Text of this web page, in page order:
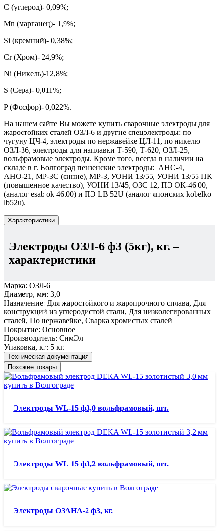
С (углерод)- 0,09%;
Mn (марганец)- 1,9%;
Si (кремний)- 0,38%;
Сr (Хром)- 24,9%;
Ni (Никель)-12,8%;
S (Сера)- 0,011%;
P (Фосфор)- 0,022%.
На нашем сайте Вы можете купить сварочные электроды для
жаростойких сталей ОЗЛ-6 и другие спецэлектроды: по
чугуну ЦЧ-4, электроды по нержавейке ЦЛ-11, по никелю
ОЗЛ-36, электроды для наплавки Т-590, Т-620, ОЗЛ-25,
вольфрамовые электроды. Кроме того, всегда в наличии на
складе в г. Волгоград пензенские электроды: АНО-4,
АНО-21, МР-3С (синие), МР-3, УОНИ 13/55, УОНИ 13/55 ПК
(повышенное качество), УОНИ 13/45, ОЗС 12, ПЭ ОК-46.00,
(аналог esab ok 46.00) и ПЭ LB 52U (аналог японских kobelko
lb52u).
Характеристики
Электроды ОЗЛ-6 ф3 (5кг), кг. –
характеристики
Марка: ОЗЛ-6
Диаметр, мм: 3,0
Назначение: Для жаростойкого и жаропрочного сплава, Для
конструкций из углеродистой стали, Для низколегированных
сталей, По нержавейке, Сварка хромистых сталей
Покрытие: Основное
Производитель: СимЭл
Упаковка, кг: 5 кг.
Техническая документация
Похожие товары
Электроды WL-15 ф3,0 вольфрамовый, шт.
Электроды WL-15 ф3,2 вольфрамовый, шт.
Электроды ОЗАНА-2 ф3, кг.